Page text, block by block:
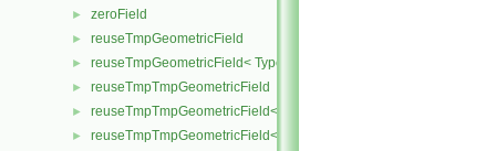
► zeroField
► reuseTmpGeometricField
► reuseTmpGeometricField< TypeR, TypeR, PatchField, GeoMesh >
► reuseTmpTmpGeometricField
► reuseTmpTmpGeometricField< TypeR, Type1, TypeR, PatchField,
► reuseTmpTmpGeometricField< TypeR, TypeR, Type2, PatchField,